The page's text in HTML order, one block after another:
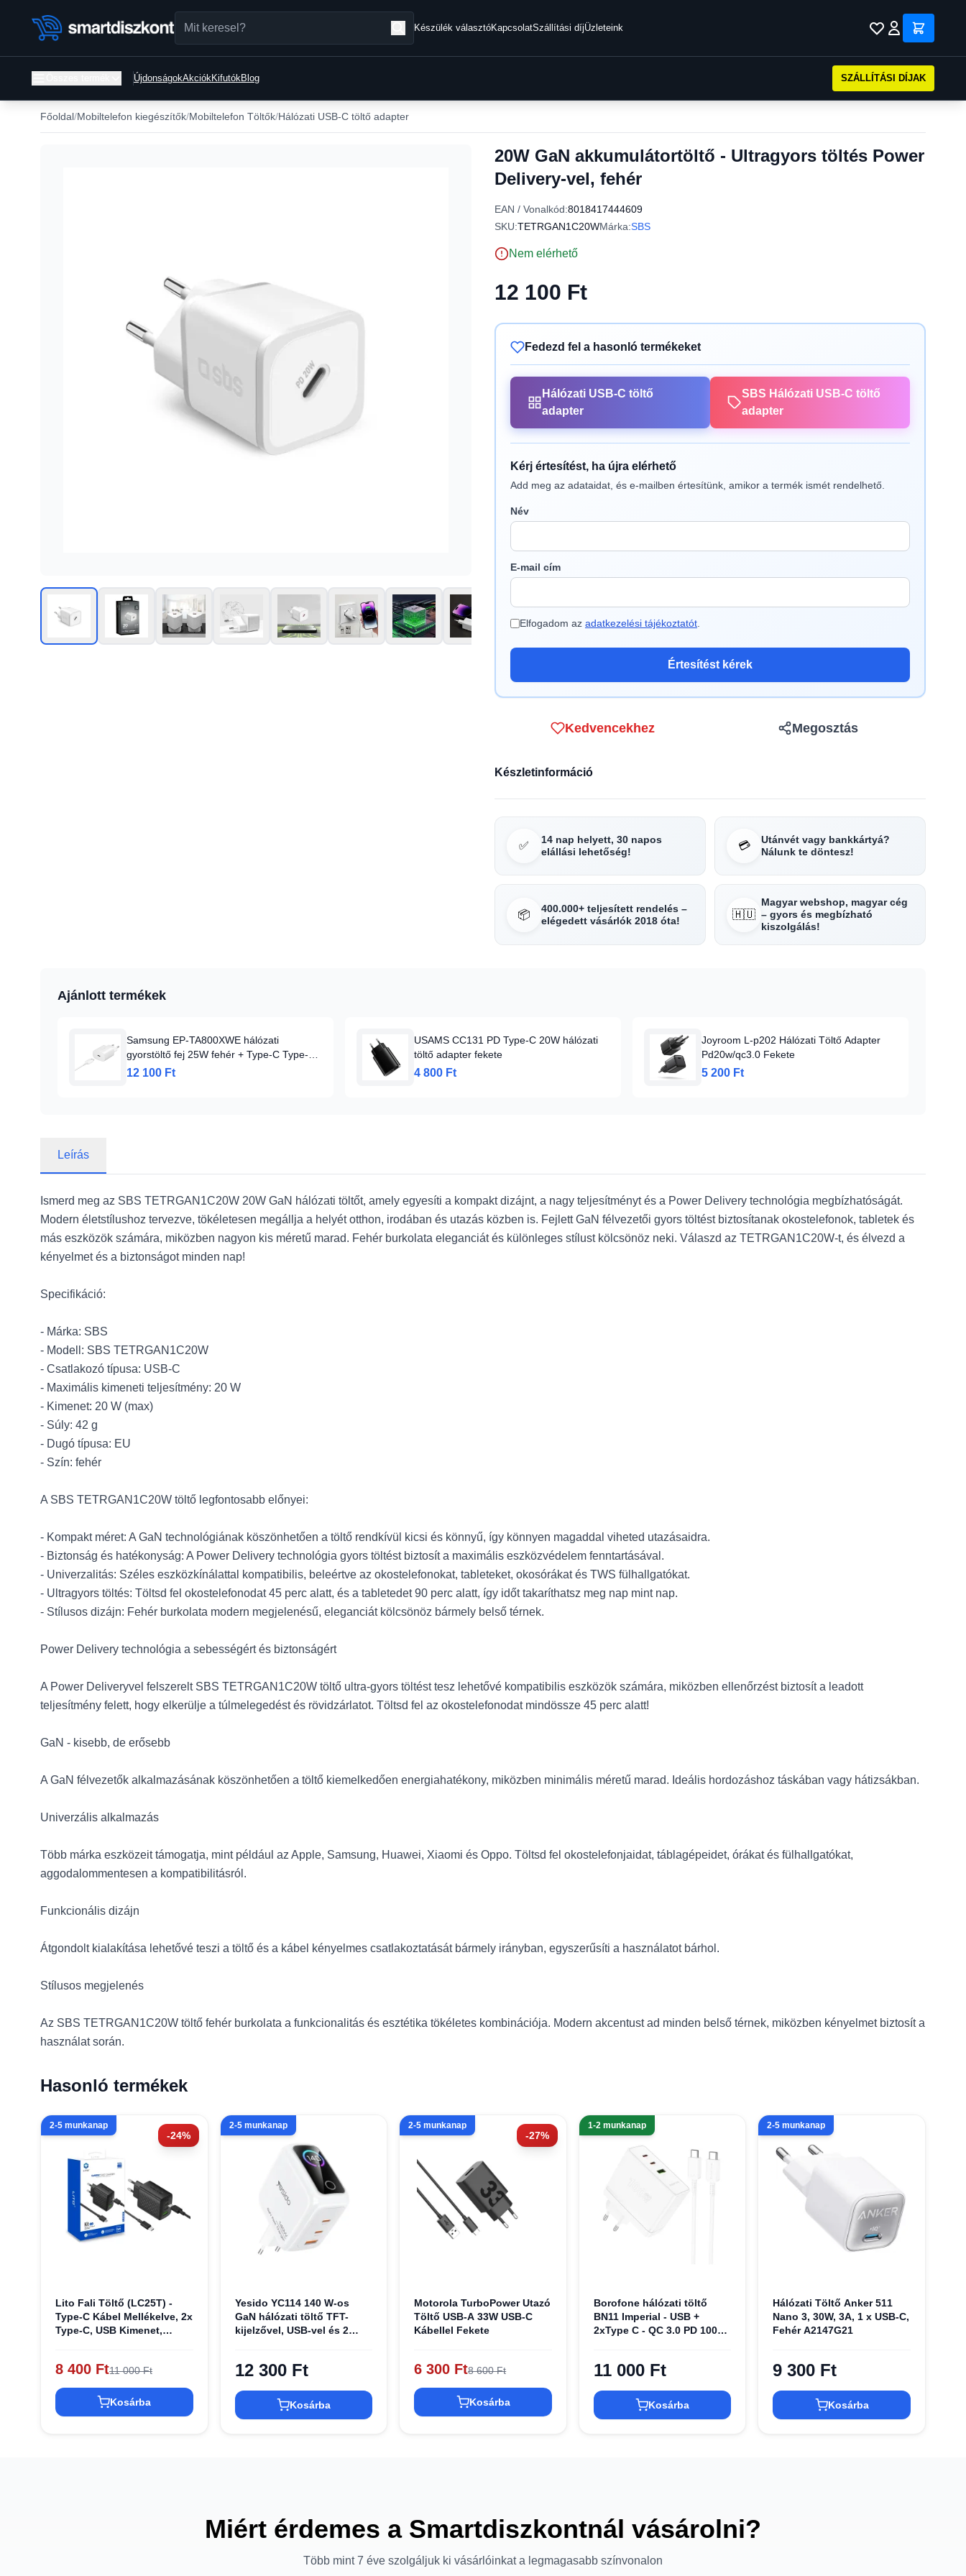
Készülék választóKapcsolatSzállítási díjÜzleteink
ÚjdonságokAkciókKifutókBlog SZÁLLÍTÁSI DÍJAK
Főoldal Mobiltelefon kiegészítők Mobiltelefon Töltők Hálózati USB-C töltő adapter
20W GaN akkumulátortöltő - Ultragyors töltés Power
Delivery-vel, fehér
EAN / Vonalkód:8018417444609
SKU:TETRGAN1C20WMárka:SBS
Nem elérhető
12 100 Ft
Fedezd fel a hasonló termékeket
Hálózati USB-C töltő
adapter
SBS Hálózati USB-C töltő
adapter
Kérj értesítést, ha újra elérhető
Add meg az adataidat, és e-mailben értesítünk, amikor a termék ismét rendelhető.
Név
E-mail cím
Elfogadom az adatkezelési tájékoztatót
Értesítést kérek
Kedvencekhez Megosztás
Készletinformáció
✅
14 nap helyett, 30 napos
elállási lehetőség!
💳
Utánvét vagy bankkártyá?
Nálunk te döntesz!
📦
400.000+ teljesített rendelés –
elégedett vásárlók 2018 óta!
🇭🇺
Magyar webshop, magyar cég
– gyors és megbízható
kiszolgálás!
Ajánlott termékek
Samsung EP-TA800XWE hálózati
gyorstöltő fej 25W fehér + Type-C Type-C
kábel
12 100 Ft
USAMS CC131 PD Type-C 20W hálózati
töltő adapter fekete
4 800 Ft
Joyroom L-p202 Hálózati Töltő Adapter
Pd20w/qc3.0 Fekete
5 200 Ft
Leírás
Ismerd meg az SBS TETRGAN1C20W 20W GaN hálózati töltőt, amely egyesíti a kompakt dizájnt, a nagy teljesítményt és a Power Delivery technológia megbízhatóságát.
Modern életstílushoz tervezve, tökéletesen megállja a helyét otthon, irodában és utazás közben is. Fejlett GaN félvezetői gyors töltést biztosítanak okostelefonok, tabletek és
más eszközök számára, miközben nagyon kis méretű marad. Fehér burkolata eleganciát és különleges stílust kölcsönöz neki. Válaszd az TETRGAN1C20W-t, és élvezd a
kényelmet és a biztonságot minden nap!
Specifikáció:
- Márka: SBS
- Modell: SBS TETRGAN1C20W
- Csatlakozó típusa: USB-C
- Maximális kimeneti teljesítmény: 20 W
- Kimenet: 20 W (max)
- Súly: 42 g
- Dugó típusa: EU
- Szín: fehér
A SBS TETRGAN1C20W töltő legfontosabb előnyei:
- Kompakt méret: A GaN technológiának köszönhetően a töltő rendkívül kicsi és könnyű, így könnyen magaddal viheted utazásaidra.
- Biztonság és hatékonyság: A Power Delivery technológia gyors töltést biztosít a maximális eszközvédelem fenntartásával.
- Univerzalitás: Széles eszközkínálattal kompatibilis, beleértve az okostelefonokat, tableteket, okosórákat és TWS fülhallgatókat.
- Ultragyors töltés: Töltsd fel okostelefonodat 45 perc alatt, és a tabletedet 90 perc alatt, így időt takaríthatsz meg nap mint nap.
- Stílusos dizájn: Fehér burkolata modern megjelenésű, eleganciát kölcsönöz bármely belső térnek.
Power Delivery technológia a sebességért és biztonságért
A Power Deliveryvel felszerelt SBS TETRGAN1C20W töltő ultra-gyors töltést tesz lehetővé kompatibilis eszközök számára, miközben ellenőrzést biztosít a leadott
teljesítmény felett, hogy elkerülje a túlmelegedést és rövidzárlatot. Töltsd fel az okostelefonodat mindössze 45 perc alatt!
GaN - kisebb, de erősebb
A GaN félvezetők alkalmazásának köszönhetően a töltő kiemelkedően energiahatékony, miközben minimális méretű marad. Ideális hordozáshoz táskában vagy hátizsákban.
Univerzális alkalmazás
Több márka eszközeit támogatja, mint például az Apple, Samsung, Huawei, Xiaomi és Oppo. Töltsd fel okostelefonjaidat, táblagépeidet, órákat és fülhallgatókat,
aggodalommentesen a kompatibilitásról.
Funkcionális dizájn
Átgondolt kialakítása lehetővé teszi a töltő és a kábel kényelmes csatlakoztatását bármely irányban, egyszerűsíti a használatot bárhol.
Stílusos megjelenés
Az SBS TETRGAN1C20W töltő fehér burkolata a funkcionalitás és esztétika tökéletes kombinációja. Modern akcentust ad minden belső térnek, miközben kényelmet biztosít a
használat során.
Hasonló termékek
-24%
2-5 munkanap
Lito Fali Töltő (LC25T) -
Type-C Kábel Mellékelve, 2x
Type-C, USB Kimenet,
8 400 Ft11 000 Ft
Kosárba
2-5 munkanap
Yesido YC114 140 W-os
GaN hálózati töltő TFT-
kijelzővel, USB-vel és 2
12 300 Ft
Kosárba
-27%
2-5 munkanap
Motorola TurboPower Utazó
Töltő USB-A 33W USB-C
Kábellel Fekete
6 300 Ft8 600 Ft
Kosárba
1-2 munkanap
Borofone hálózati töltő
BN11 Imperial - USB +
2xType C - QC 3.0 PD 100W
11 000 Ft
Kosárba
2-5 munkanap
Hálózati Töltő Anker 511
Nano 3, 30W, 3A, 1 x USB-C,
Fehér A2147G21
9 300 Ft
Kosárba
Miért érdemes a Smartdiszkontnál vásárolni?
Több mint 7 éve szolgáljuk ki vásárlóinkat a legmagasabb színvonalon